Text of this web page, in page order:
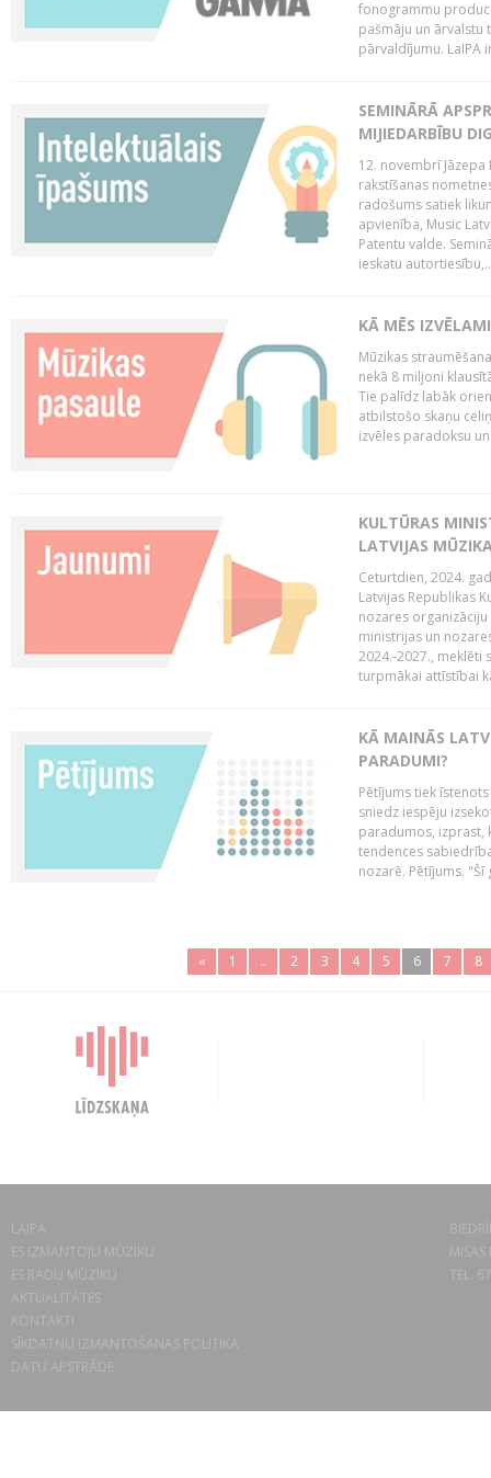
fonogrammu
pašmāju un ārvalstu
pārvaldījumu. LaIPA
SEMINĀRĀ
MIJIEDARBĪBU
12. novembrī
rakstīšanas
radošums satiek
apvienība, Music
Patentu valde.
ieskatu
KĀ MĒS
Mūzikas
nekā 8 miljoni
Tie palīdz labāk
atbilstošo skaņu
izvēles paradoksu
KULTŪRAS
LATVIJAS
Ceturtdien, 2024.
Latvijas Republikas
nozares
ministrijas un
2024.-2027., meklēti
turpmākai attīstībai
KĀ MAINĀS
PARADUMI?
Pētījums tiek
sniedz iespēju
paradumos, izprast,
tendences
nozarē. Pētījums.
« 1 .. 2 3 4 5 6 7 8
LAIPA
ES IZMANTOJU MŪZIKU
ES RADU MŪZIKU
AKTUALITĀTES
KONTAKTI
SĪKDATŅU IZMANTOŠANAS POLITIKA
DATU APSTRĀDE
TEL.